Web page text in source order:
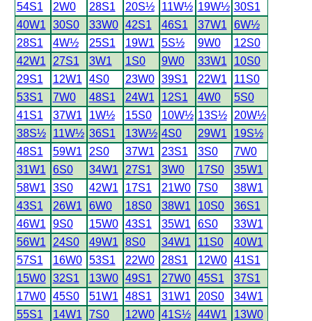
54S1
2W0 28S1 20S½ 11W½ 19W½ 30S1
40W1
30S0 33W0 42S1 46S1 37W1
6W½
28S1
4W½ 25S1 19W1 5S½ 9W0
12S0
42W1
27S1 3W1 1S0 9W0 33W1
10S0
29S1
12W1 4S0 23W0 39S1 22W1
11S0
53S1
7W0 48S1 24W1 12S1 4W0
5S0
41S1
37W1 1W½ 15S0 10W½ 13S½
20W½
38S½
11W½ 36S1 13W½ 4S0 29W1
19S½
48S1
59W1 2S0 37W1 23S1 3S0
7W0
31W1
6S0 34W1 27S1 3W0 17S0
35W1
58W1
3S0 42W1 17S1 21W0 7S0
38W1
43S1
26W1 6W0 18S0 38W1 10S0
36S1
46W1
9S0 15W0 43S1 35W1 6S0
33W1
56W1
24S0 49W1 8S0 34W1 11S0
40W1
57S1
16W0 53S1 22W0 28S1 12W0
41S1
15W0
32S1 13W0 49S1 27W0 45S1
37S1
17W0
45S0 51W1 48S1 31W1 20S0
34W1
55S1
14W1 7S0 12W0 41S½ 44W1
13W0